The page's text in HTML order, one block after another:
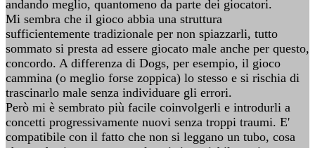
andando meglio, quantomeno da parte dei giocatori.
Mi sembra che il gioco abbia una struttura
sufficientemente tradizionale per non spiazzarli, tutto
sommato si presta ad essere giocato male anche per questo,
concordo. A differenza di Dogs, per esempio, il gioco
cammina (o meglio forse zoppica) lo stesso e si rischia di
trascinarlo male senza individuare gli errori.
Però mi è sembrato più facile coinvolgerli e introdurli a
concetti progressivamente nuovi senza troppi traumi. E'
compatibile con il fatto che non si leggano un tubo, cosa